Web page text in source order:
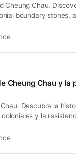
Cheung Chau.
boundary stones,
Cheung Chau y la
Descubra la
y la